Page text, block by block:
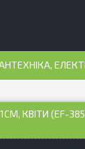
(EF-3851-